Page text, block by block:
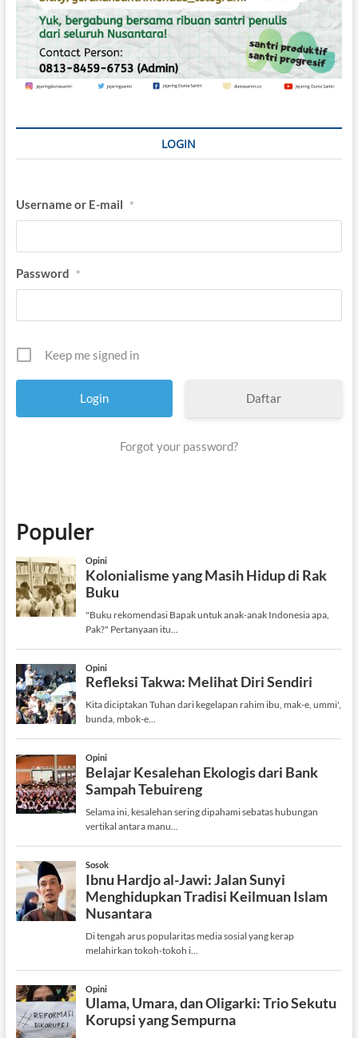
LOGIN
Username or E-mail *
Password *
Keep me signed in
Daftar
Forgot your password?
Populer